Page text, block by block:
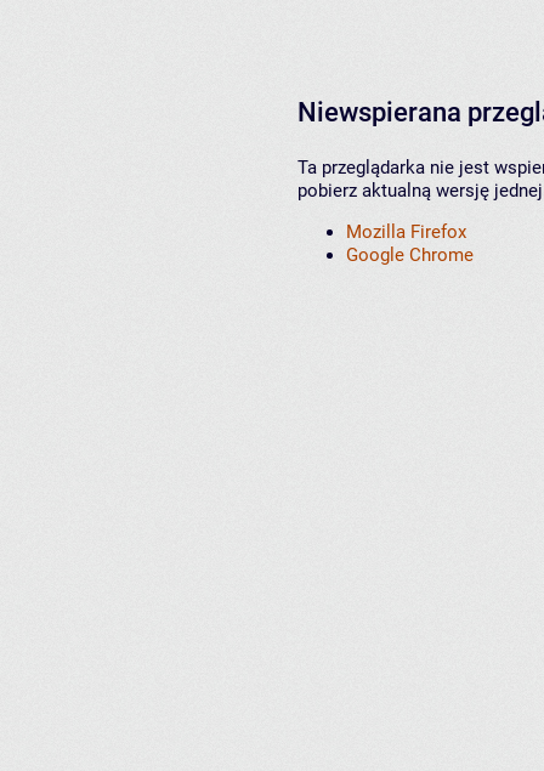
Niewspierana
Ta przeglądarka nie jest
pobierz aktualną wersję
Mozilla Firefox
Google Chrome